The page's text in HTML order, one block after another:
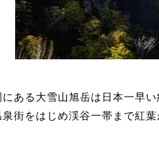
ある大雪山旭岳は日本一早
街をはじめ渓谷一帯まで紅